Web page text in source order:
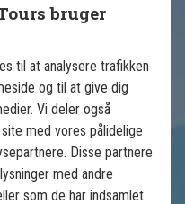
bruger
til at analysere trafikken
og til at give dig
Vi deler også
med vores pålidelige
Disse partnere
med andre
som de har indsamlet